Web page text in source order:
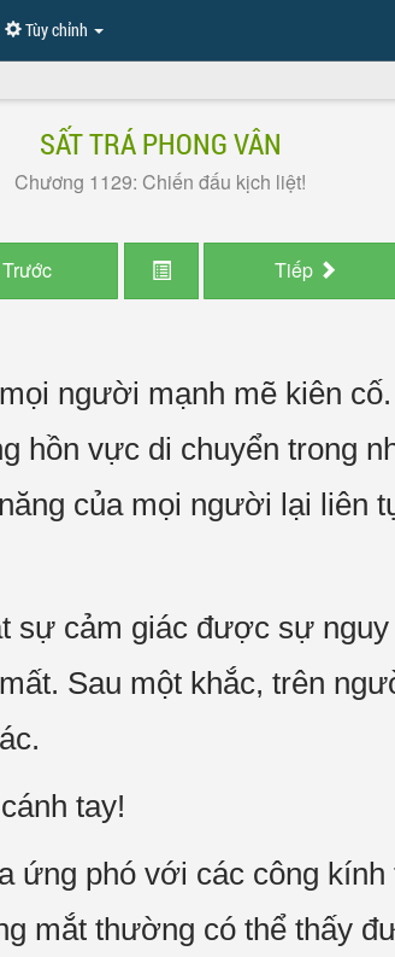
Tùy chỉnh
SẤT TRÁ PHONG VÂN
Chương 1129: Chiến đấu kịch liệt!
Trước Tiếp
người mạnh mẽ kiên
hồn vực di chuyển trong
của mọi người lại liên
sự cảm giác được sự
Sau một khắc, trên
tay!
ứng phó với các công
mắt thường có thể thấy